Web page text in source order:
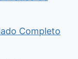
Completo